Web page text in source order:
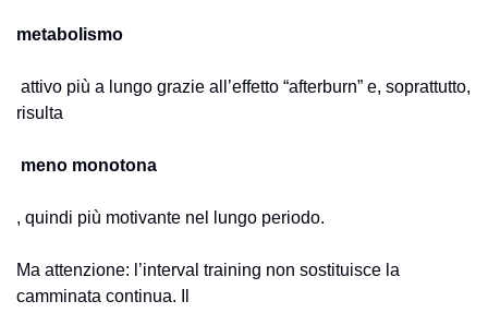
metabolismo
risulta
meno monotona
, quindi più motivante nel lungo periodo.
Ma attenzione: l’interval training non sostituisce la
camminata continua. Il